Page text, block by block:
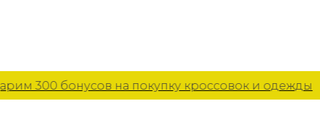
300 бонусов на покупку кроссовок и одежды